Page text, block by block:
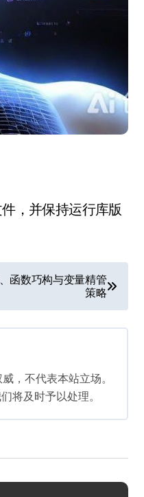
，并保持运行库版
函数巧构与变量精管
策略
，不代表本站立场。
将及时予以处理。